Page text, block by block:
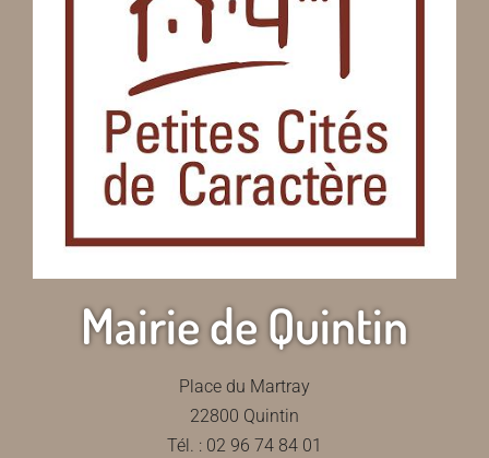
Mairie de Quintin
Place du Martray
22800 Quintin
Tél. : 02 96 74 84 01